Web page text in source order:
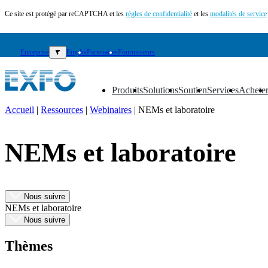
Ce site est protégé par reCAPTCHA et les règles de confidentialité et les modalités de service
Entreprise ▼ EmploiPartenairesFournisseurs
Produits
▼ Solutions
▼ Soutien
▼ Services
▼ Acheter
▼
Produits
Solutions
Acheter
Ressources
Contactez-
nous
S'enregistrer
Accueil | Ressources | Webinaires | NEMs et laboratoire
NEMs et laboratoire
Nous suivre
NEMs et laboratoire
Nous suivre
Thèmes